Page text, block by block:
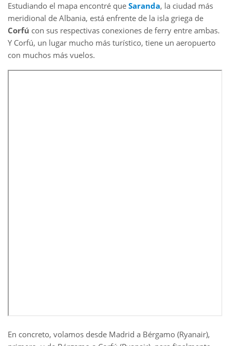
Estudiando el mapa encontré que Saranda, la ciudad más
meridional de Albania, está enfrente de la isla griega de
Corfú con sus respectivas conexiones de ferry entre ambas.
Y Corfú, un lugar mucho más turístico, tiene un aeropuerto
con muchos más vuelos.
En concreto, volamos desde Madrid a Bérgamo (Ryanair),